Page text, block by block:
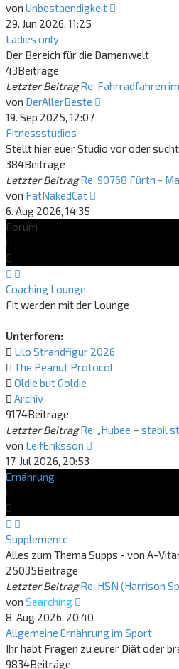
von Unbestaendigkeit
29. Jun 2026, 11:25
Ladies only
Der Bereich für die Damenwelt
43Beiträge
Letzter Beitrag Re: Fahrradfahren
von DerAllerBeste
19. Sep 2025, 12:07
Fitnessstudios
Stellt hier euer Studio vor oder
384Beiträge
Letzter Beitrag Re: 90768 Fürth -
von FatNakedCat
6. Aug 2026, 14:35
Forum
Coaching Lounge
Fit werden mit der Lounge
Unterforen:
Lilo Strandfigur 2026
The Peanut Protocol
Oldie but Goldie
Archiv
9174Beiträge
Letzter Beitrag Re: „Hubee – stabil
von LeifEriksson
17. Jul 2026, 20:53
Ernährung
Supplemente
Alles zum Thema Supps - von A-
25035Beiträge
Letzter Beitrag Re: HSN (Harrison
von Searching
Beitrag
8. Aug 2026, 20:40
Allgemeine Ernährung im Sport
Ihr habt Fragen zu eurer Diät oder
9834Beiträge